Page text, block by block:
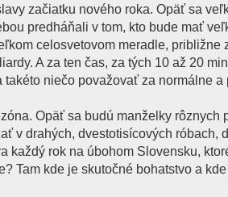
začiatku nového roka. Opäť sa
predháňali v tom, kto bude mať
celosvetovom meradle, približne
A za ten čas, za tých 10 až 20
niečo považovať za normálne a
Opäť sa budú manželky rôznych
v drahých, dvestotisícových róbach,
každý rok na úbohom Slovensku,
Tam kde je skutočné bohatstvo a